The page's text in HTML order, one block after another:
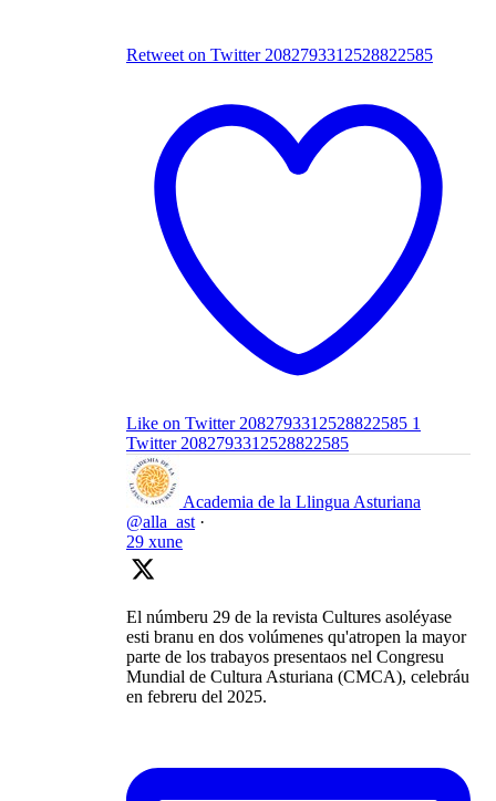
Retweet on Twitter 2082793312528822585
Like on Twitter 2082793312528822585 1
Twitter 2082793312528822585
Academia de la Llingua Asturiana
@alla_ast ·
29 xune
El númberu 29 de la revista Cultures asoléyase
esti branu en dos volúmenes qu'atropen la mayor
parte de los trabayos presentaos nel Congresu
Mundial de Cultura Asturiana (CMCA), celebráu
en febreru del 2025.